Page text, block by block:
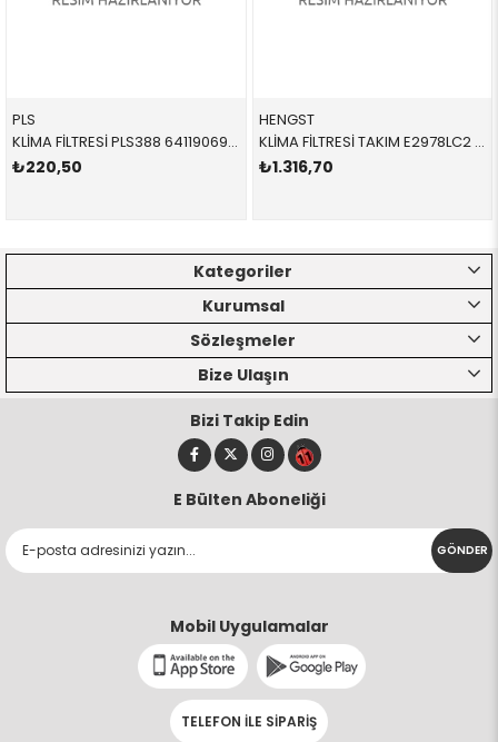
PLS
KLİMA FİLTRESİ PLS388 64119069895 64119069895 E36 1992-1998
₺220,50
HENGST
KLİMA FİLTRESİ TAKIM E2978LC2 64119272642 64119272642 F01,F02,F04,F06,F07,F10,F11,F12,F13,F18 2010-2018
₺1.316,70
Kategoriler
Kurumsal
Sözleşmeler
Bize Ulaşın
Bizi Takip Edin
E Bülten Aboneliği
GÖNDER
Mobil Uygulamalar
TELEFON İLE SİPARİŞ